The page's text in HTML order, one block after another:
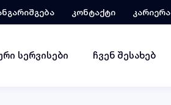
კონტაქტი კარიერა
სერვისები ჩვენ შესახებ